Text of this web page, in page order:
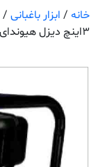
خانه / ابزار باغبانی /
3اینچ دیزل هیوندای مدل HW340-DP